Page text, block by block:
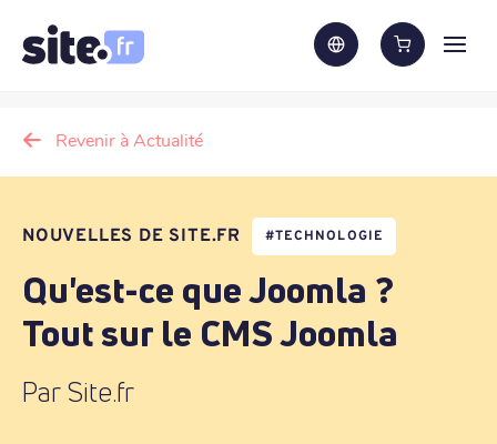
Revenir à Actualité
NOUVELLES DE SITE.FR #TECHNOLOGIE
Qu'est-ce que Joomla ?
Tout sur le CMS Joomla
Par Site.fr